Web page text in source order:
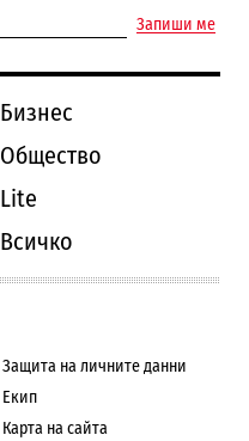
Запиши ме
Бизнес
Общество
Lite
Всичко
Защита на личните данни
Екип
Карта на сайта